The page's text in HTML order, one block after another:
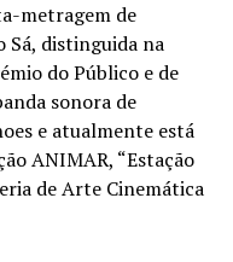
metragem de
Sá, distinguida na
do Público e de
sonora de
e atualmente está
ANIMAR, “Estação
de Arte Cinemática